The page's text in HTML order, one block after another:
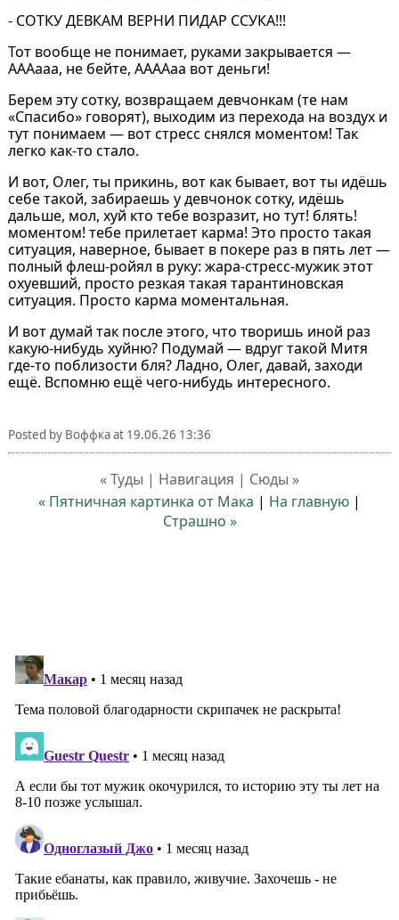
- СОТКУ ДЕВКАМ ВЕРНИ ПИДАР ССУКА!!!
Тот вообще не понимает, руками закрывается —
АААааа, не бейте, ААААаа вот деньги!
Берем эту сотку, возвращаем девчонкам (те нам
«Спасибо» говорят), выходим из перехода на воздух и
тут понимаем — вот стресс снялся моментом! Так
легко как-то стало.
И вот, Олег, ты прикинь, вот как бывает, вот ты идёшь
себе такой, забираешь у девчонок сотку, идёшь
дальше, мол, хуй кто тебе возразит, но тут! блять!
моментом! тебе прилетает карма! Это просто такая
ситуация, наверное, бывает в покере раз в пять лет —
полный флеш-ройял в руку: жара-стресс-мужик этот
охуевший, просто резкая такая тарантиновская
ситуация. Просто карма моментальная.
И вот думай так после этого, что творишь иной раз
какую-нибудь хуйню? Подумай — вдруг такой Митя
где-то поблизости бля? Ладно, Олег, давай, заходи
ещё. Вспомню ещё чего-нибудь интересного.
Posted by Воффкаat 19.06.26 13:36
« Туды | Навигация | Сюды »
« Пятничная картинка от Мака | На главную |
Страшно »